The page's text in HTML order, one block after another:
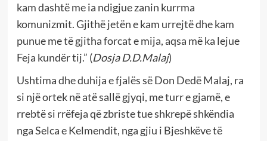
kam dashtë me ia ndigjue zanin kurrma
komunizmit. Gjithë jetën e kam urrejtë dhe kam
punue me të gjitha forcat e mija, aqsa më ka lejue
Feja kundër tij.” (Dosja D.D.Malaj)
Ushtima dhe duhija e fjalës së Don Dedë Malaj, ra
si një ortek në atë sallë gjyqi, me turr e gjamë, e
rrebtë si rrëfeja që zbriste tue shkrepë shkëndia
nga Selca e Kelmendit, nga gjiu i Bjeshkëve të